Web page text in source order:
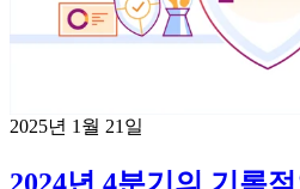
2025년 1월 21일